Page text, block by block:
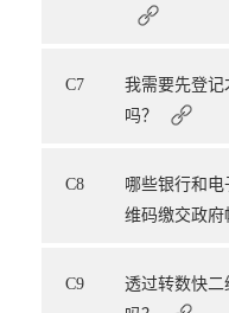
C7
我需要先登
吗？
C8
哪些银行和
维码缴交政府
C9
透过转数快二